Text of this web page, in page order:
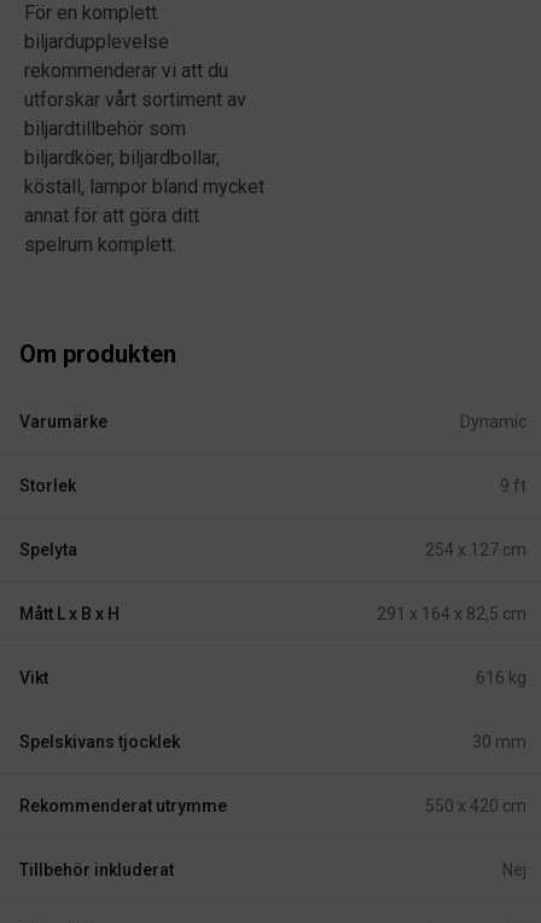
För en komplett
biljardupplevelse
rekommenderar vi att du
utforskar vårt sortiment av
biljardtillbehör som
biljardköer, biljardbollar,
köställ, lampor bland mycket
annat för att göra ditt
spelrum komplett.
Om produkten
Varumärke Dynamic
Storlek 9 ft
Spelyta 254 x 127 cm
Mått L x B x H 291 x 164 x 82,5 cm
Vikt 616 kg
Spelskivans tjocklek 30 mm
Rekommenderat utrymme 550 x 420 cm
Tillbehör inkluderat Nej